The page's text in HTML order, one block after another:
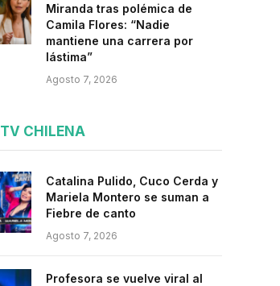
Miranda tras polémica de
Camila Flores: “Nadie
mantiene una carrera por
lástima”
Agosto 7, 2026
TV CHILENA
Catalina Pulido, Cuco Cerda y
Mariela Montero se suman a
Fiebre de canto
Agosto 7, 2026
Profesora se vuelve viral al